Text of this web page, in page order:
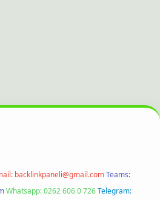
backlinkpaneli@gmail.comTeams:
Whatsapp: 0262 606 0 726Telegram: